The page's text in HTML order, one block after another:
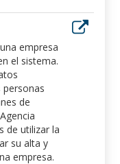
empresa
el sistema.
personas
de
de utilizar la
su alta y
empresa.